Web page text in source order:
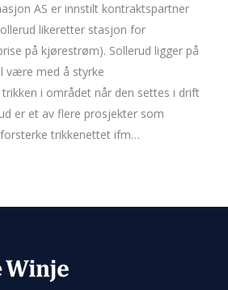
AS er innstilt kontraktspartner
likeretter stasjon for
på kjørestrøm). Sollerud ligger på
være med å styrke
i området når den settes i drift
er et av flere prosjekter som
trikkenettet ifm…